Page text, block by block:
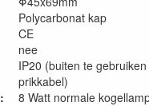
Polycarbonat kap
CE
nee
IP20 (buiten te
prikkabel)
8 Watt normale